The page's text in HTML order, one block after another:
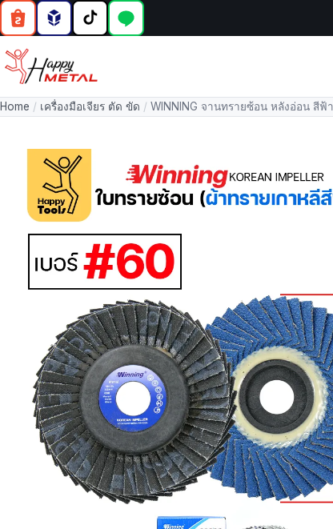
Home / เครื่องมือเจียร ตัด ขัด / WINNING จานทรายซ้อน หลังอ่อน สีฟ้